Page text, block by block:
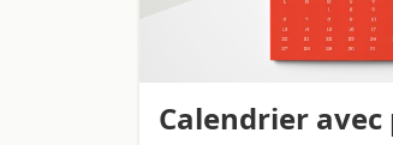
Calendrier avec